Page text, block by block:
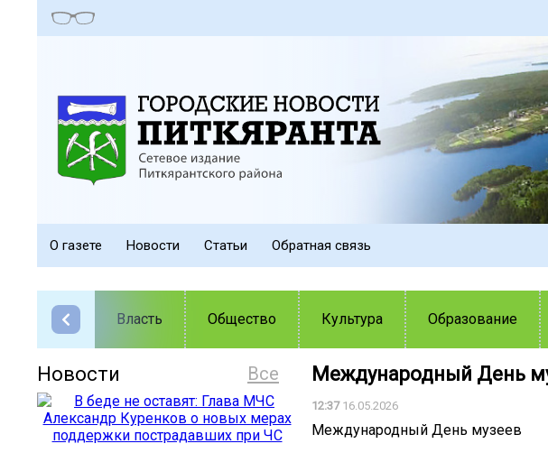
О газете Новости Статьи Обратная связь
Власть Общество Культура Образование
Все
Новости Международный День
12:3716.05.2026
Международный День музеев